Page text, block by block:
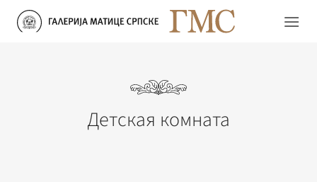
Детская комната